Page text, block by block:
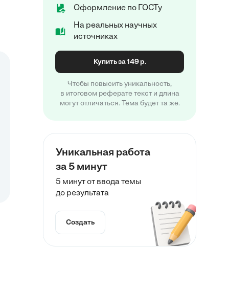
Оформление по ГОСТу
На реальных научных
источниках
Купить за 149 р.
Чтобы повысить уникальность,
в итоговом реферате текст и длина
могут отличаться. Тема будет та же.
Уникальная работа
за 5 минут
5 минут от ввода темы
до результата
Создать